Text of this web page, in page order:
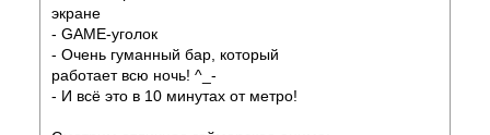
экране
- GAME-уголок
- Очень гуманный бар, который
работает всю ночь! ^_-
- И всё это в 10 минутах от метро!